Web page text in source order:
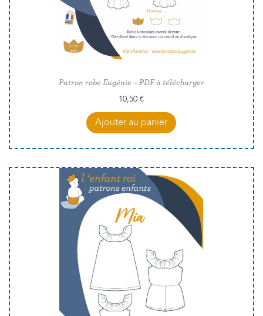
Patron robe Eugénie – PDF à télécharger
10,50€
Ajouter au panier